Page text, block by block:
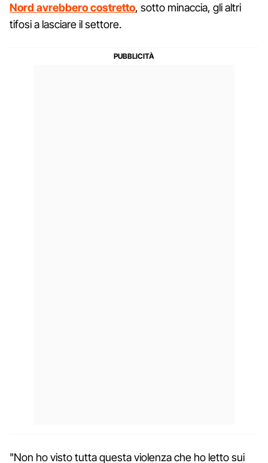
Nord avrebbero costretto, sotto minaccia, gli altri
tifosi a lasciare il settore.
"Non ho visto tutta questa violenza che ho letto sui